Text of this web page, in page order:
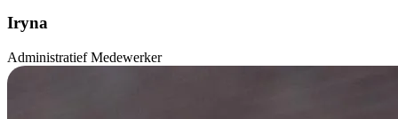
Iryna
Administratief Medewerker